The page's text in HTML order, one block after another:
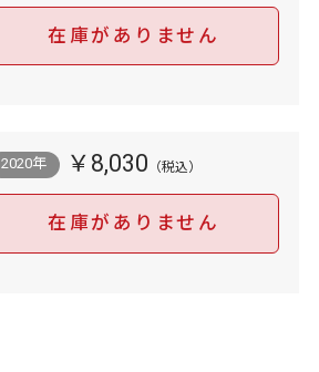
在庫がありません
2020年 ￥8,030
在庫がありません